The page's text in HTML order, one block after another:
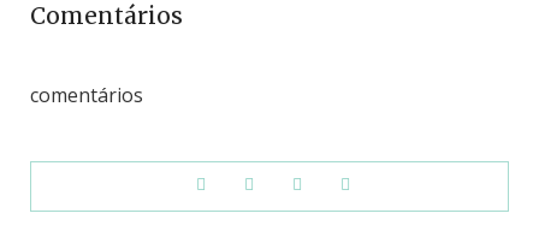
Comentários
comentários